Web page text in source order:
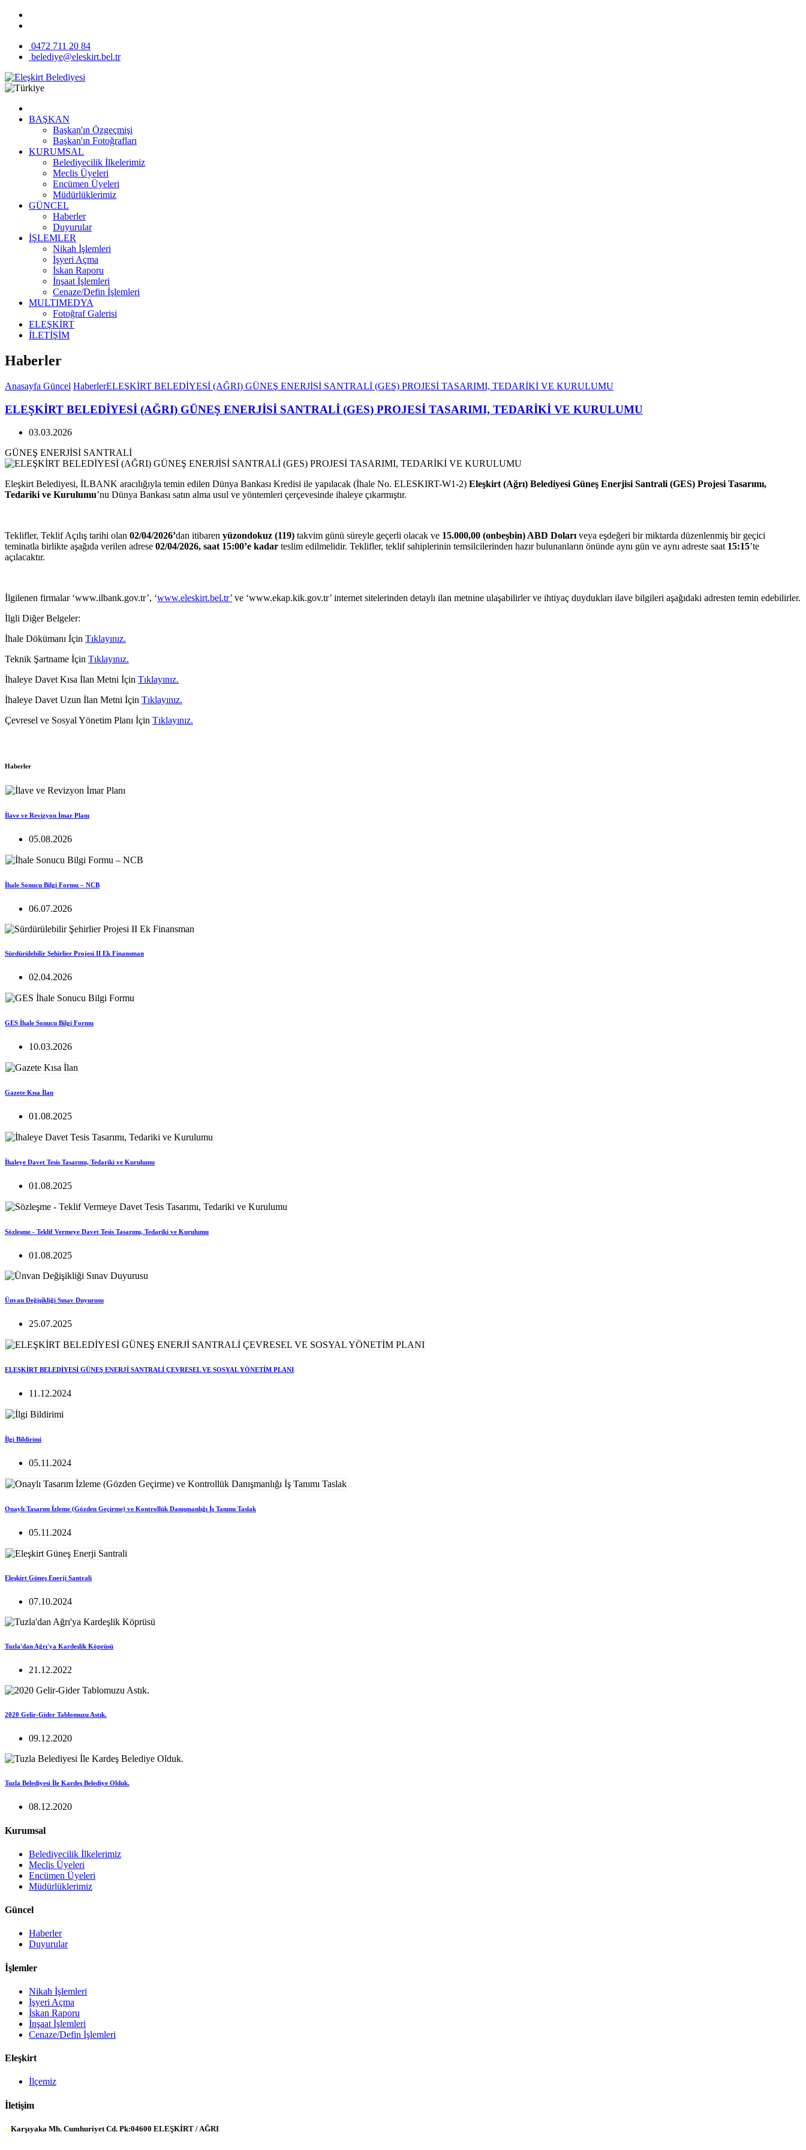
0472 711 20 84
belediye@eleskirt.bel.tr
BAŞKAN
Başkan'ın Özgeçmişi
Başkan'ın Fotoğrafları
KURUMSAL
Belediyecilik İlkelerimiz
Meclis Üyeleri
Encümen Üyeleri
Müdürlüklerimiz
GÜNCEL
Haberler
Duyurular
İŞLEMLER
Nikah İşlemleri
İşyeri Açma
İskan Raporu
İnşaat İşlemleri
Cenaze/Defin İşlemleri
MULTIMEDYA
Fotoğraf Galerisi
ELEŞKİRT
İLETİŞİM
Haberler
Anasayfa Güncel HaberlerELEŞKİRT BELEDİYESİ (AĞRI) GÜNEŞ ENERJİSİ SANTRALİ (GES) PROJESİ TASARIMI, TEDARİKİ VE KURULUMU
ELEŞKİRT BELEDİYESİ (AĞRI) GÜNEŞ ENERJİSİ SANTRALİ (GES) PROJESİ TASARIMI, TEDARİKİ VE KURULUMU
03.03.2026
GÜNEŞ ENERJİSİ SANTRALİ
Eleşkirt Belediyesi, İLBANK aracılığıyla temin edilen Dünya Bankası Kredisi ile yapılacak (İhale No. ELESKIRT-W1-2) Eleşkirt (Ağrı) Belediyesi Güneş Enerjisi Santrali (GES) Projesi Tasarımı,
Tedariki ve Kurulumu’nu Dünya Bankası satın alma usul ve yöntemleri çerçevesinde ihaleye çıkarmıştır.
Teklifler, Teklif Açılış tarihi olan 02/04/2026’dan itibaren yüzondokuz (119) takvim günü süreyle geçerli olacak ve 15.000,00 (onbeşbin) ABD Doları veya eşdeğeri bir miktarda düzenlenmiş bir geçici
teminatla birlikte aşağıda verilen adrese 02/04/2026, saat 15:00’e kadar teslim edilmelidir. Teklifler, teklif sahiplerinin temsilcilerinden hazır bulunanların önünde aynı gün ve aynı adreste saat 15:15’te
açılacaktır.
İlgilenen firmalar ‘www.ilbank.gov.tr’, ‘www.eleskirt.bel.tr’ ve ‘www.ekap.kik.gov.tr’ internet sitelerinden detaylı ilan metnine ulaşabilirler ve ihtiyaç duydukları ilave bilgileri aşağıdaki adresten temin edebilirler.
İlgli Diğer Belgeler:
İhale Dökümanı İçin Tıklayınız.
Teknik Şartname İçin Tıklayınız.
İhaleye Davet Kısa İlan Metni İçin Tıklayınız.
İhaleye Davet Uzun İlan Metni İçin Tıklayınız.
Çevresel ve Sosyal Yönetim Planı İçin Tıklayınız.
Haberler
İlave ve Revizyon İmar Planı
05.08.2026
İhale Sonucu Bilgi Formu – NCB
06.07.2026
Sürdürülebilir Şehirlier Projesi II Ek Finansman
02.04.2026
GES İhale Sonucu Bilgi Formu
10.03.2026
Gazete Kısa İlan
01.08.2025
İhaleye Davet Tesis Tasarımı, Tedariki ve Kurulumu
01.08.2025
Sözleşme - Teklif Vermeye Davet Tesis Tasarımı, Tedariki ve Kurulumu
01.08.2025
Ünvan Değişikliği Sınav Duyurusu
25.07.2025
ELEŞKİRT BELEDİYESİ GÜNEŞ ENERJİ SANTRALİ ÇEVRESEL VE SOSYAL YÖNETİM PLANI
11.12.2024
İlgi Bildirimi
05.11.2024
Onaylı Tasarım İzleme (Gözden Geçirme) ve Kontrollük Danışmanlığı İş Tanımı Taslak
05.11.2024
Eleşkirt Güneş Enerji Santrali
07.10.2024
Tuzla'dan Ağrı'ya Kardeşlik Köprüsü
21.12.2022
2020 Gelir-Gider Tablomuzu Astık.
09.12.2020
Tuzla Belediyesi İle Kardeş Belediye Olduk.
08.12.2020
Kurumsal
Belediyecilik İlkelerimiz
Meclis Üyeleri
Encümen Üyeleri
Müdürlüklerimiz
Güncel
Haberler
Duyurular
İşlemler
Nikah İşlemleri
İşyeri Açma
İskan Raporu
İnşaat İşlemleri
Cenaze/Defin İşlemleri
Eleşkirt
İlçemiz
İletişim
: Karşıyaka Mh. Cumhuriyet Cd. Pk:04600 ELEŞKİRT / AĞRI